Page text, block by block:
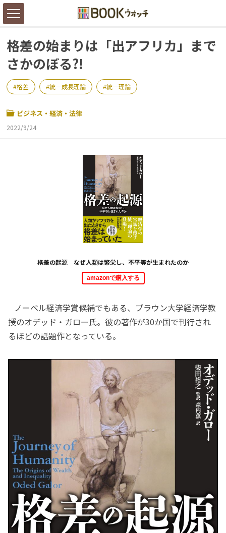
格差の始まりは「出アフリカ」まで
さかのぼる?!
格差 統一成長理論 統一理論
ビジネス・経済・法律
2022/9/24
格差の起源 なぜ人類は繁栄し、不平等が生まれたのか
amazonで購入する
ノーベル経済学賞候補でもある、ブラウン大学経済学教
授のオデッド・ガロー氏。彼の著作が30か国で刊行され
るほどの話題作となっている。